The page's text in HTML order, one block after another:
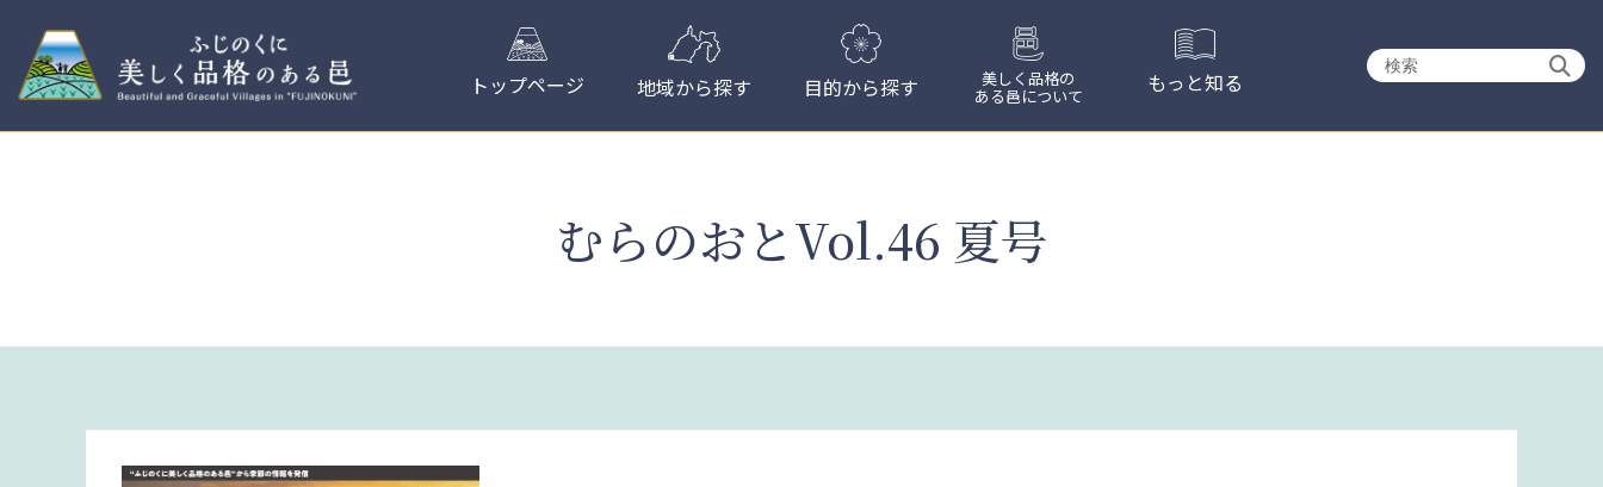
トップページ 地域から探す 目的から探す 美しく品格の
ある邑について もっと知る
検
むらのおとVol.46 夏号